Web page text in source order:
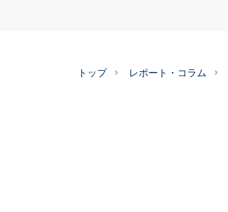
トップ レポート・コラム